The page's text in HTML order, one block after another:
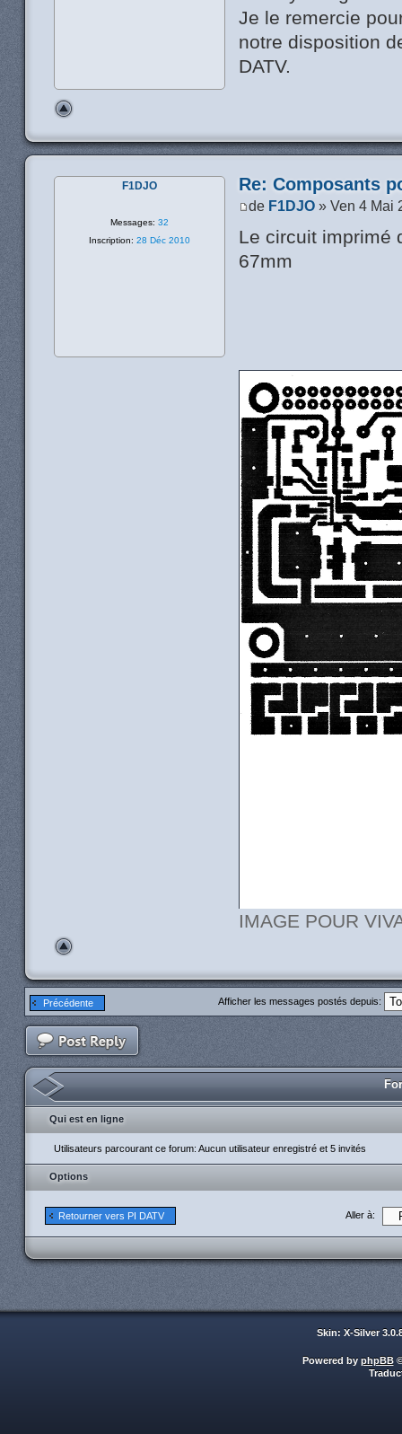
Je le remercie
notre disposition
DATV.
Re: Composants
de F1DJO » Ven 4 Mai
Le circuit imprimé
67mm
IMAGE POUR
F1DJO
Messages: 32
Inscription: 28 Déc 2010
Précédente Afficher les messages postés depuis:
Qui est en ligne
Utilisateurs parcourant ce forum: Aucun utilisateur enregistré et 5 invités
Options
Retourner vers PI DATV Aller à:
Skin: X-Silver
Powered by phpBB©